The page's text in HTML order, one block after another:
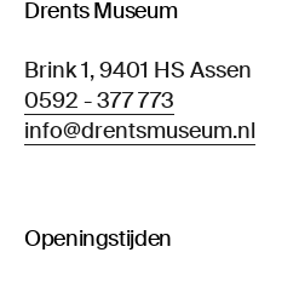
Drents Museum
Brink 1, 9401 HS Assen
0592 - 377 773
info@drentsmuseum.nl
Openingstijden